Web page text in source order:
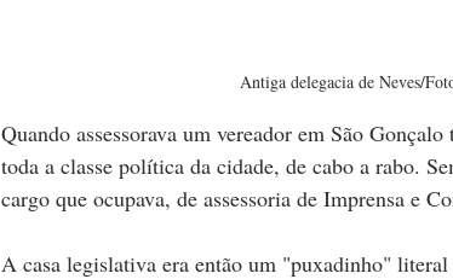
Antiga delegacia de Neves/
Quando assessorava um vereador em São
toda a classe política da cidade, de cabo a rabo.
cargo que ocupava, de assessoria de Imprensa e
A casa legislativa era então um "puxadinho"